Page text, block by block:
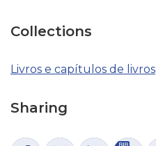
Collections
Livros e capítulos de livros
Sharing